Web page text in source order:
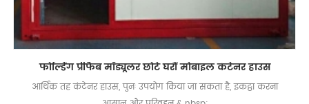
फोल्डिंग प्रीफैब मॉड्यूलर छोटे घरों मोबाइल कंटेनर हाउस
आर्थिक तह कंटेनर हाउस, पुनः उपयोग किया जा सकता है, इकट्ठा करना